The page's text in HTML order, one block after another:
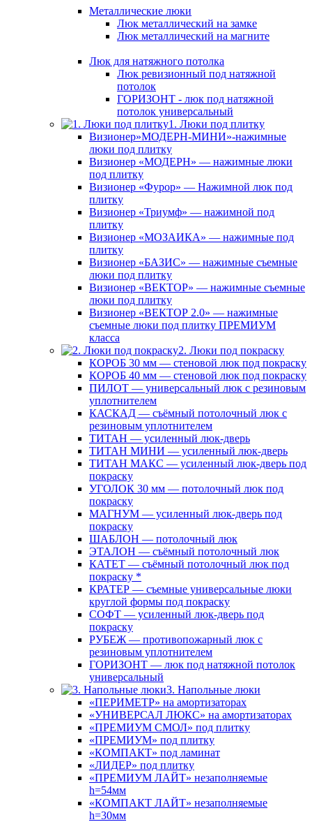
Металлические люки
Люк металлический на замке
Люк металлический на магните
Люк для натяжного потолка
Люк ревизионный под натяжной
потолок
ГОРИЗОНТ - люк под натяжной
потолок универсальный
1. Люки под плитку
Визионер»МОДЕРН-МИНИ»-нажимные
люки под плитку
Визионер «МОДЕРН» — нажимные люки
под плитку
Визионер «Фурор» — Нажимной люк под
плитку
Визионер «Триумф» — нажимной под
плитку
Визионер «МОЗАИКА» — нажимные под
плитку
Визионер «БАЗИС» — нажимные съемные
люки под плитку
Визионер «ВЕКТОР» — нажимные съемные
люки под плитку
Визионер «ВЕКТОР 2.0» — нажимные
съемные люки под плитку ПРЕМИУМ
класса
2. Люки под покраску
КОРОБ 30 мм — стеновой люк под покраску
КОРОБ 40 мм — стеновой люк под покраску
ПИЛОТ — универсальный люк с резиновым
уплотнителем
КАСКАД — съёмный потолочный люк с
резиновым уплотнителем
ТИТАН — усиленный люк-дверь
ТИТАН МИНИ — усиленный люк-дверь
ТИТАН МАКС — усиленный люк-дверь под
покраску
УГОЛОК 30 мм — потолочный люк под
покраску
МАГНУМ — усиленный люк-дверь под
покраску
ШАБЛОН — потолочный люк
ЭТАЛОН — съёмный потолочный люк
КАТЕТ — съёмный потолочный люк под
покраску *
КРАТЕР — съемные универсальные люки
круглой формы под покраску
СОФТ — усиленный люк-дверь под
покраску
РУБЕЖ — противопожарный люк с
резиновым уплотнителем
ГОРИЗОНТ — люк под натяжной потолок
универсальный
3. Напольные люки
«ПЕРИМЕТР» на амортизаторах
«УНИВЕРСАЛ ЛЮКС» на амортизаторах
«ПРЕМИУМ СМОЛ» под плитку
«ПРЕМИУМ» под плитку
«КОМПАКТ» под ламинат
«ЛИДЕР» под плитку
«ПРЕМИУМ ЛАЙТ» незаполняемые
h=54мм
«КОМПАКТ ЛАЙТ» незаполняемые
h=30мм